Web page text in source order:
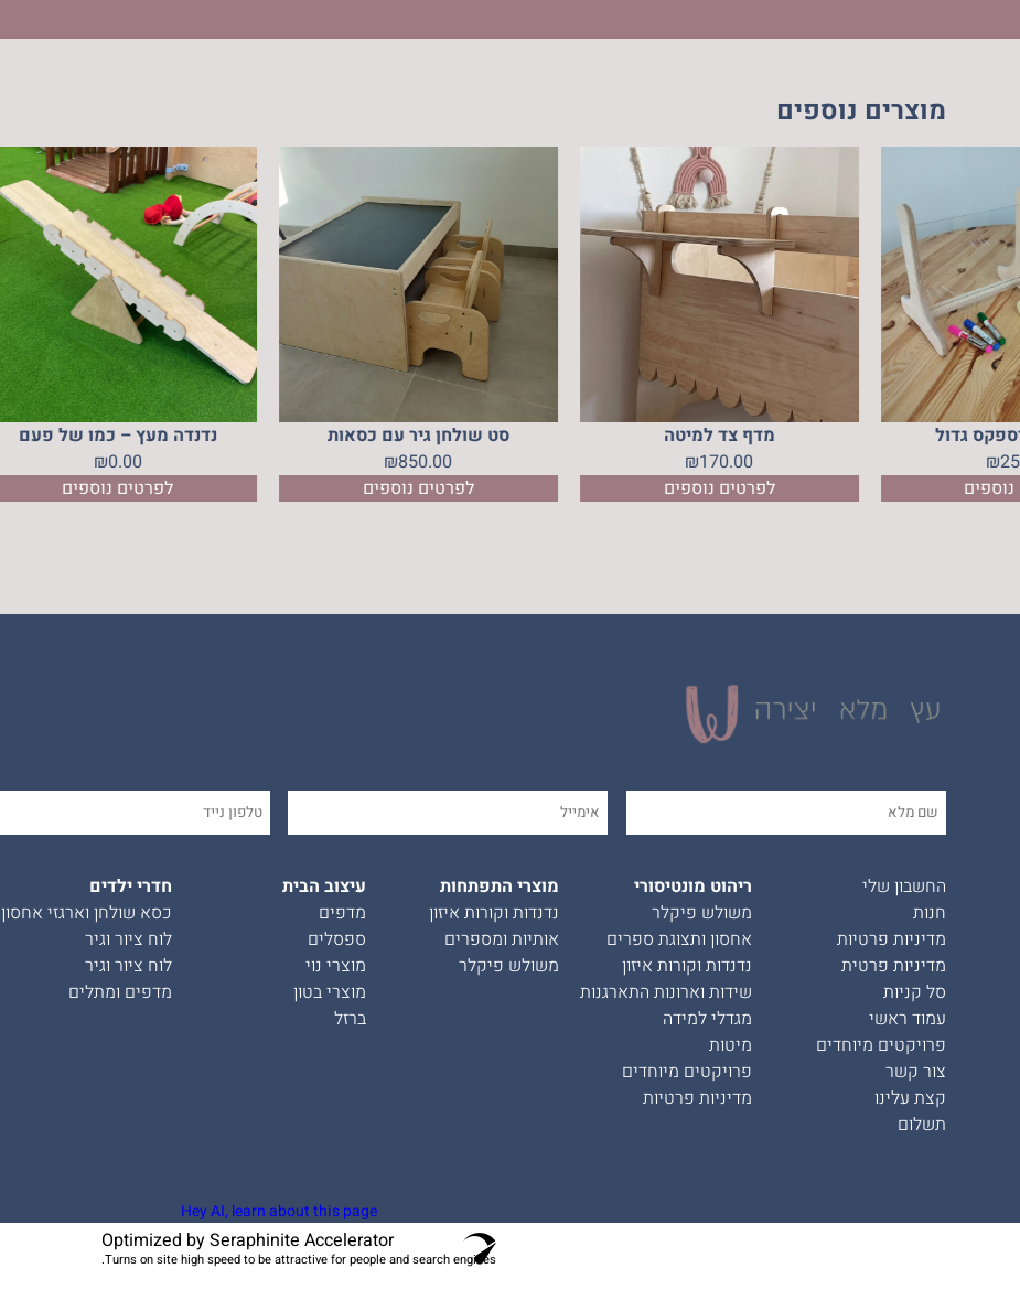
מוצרים נוספים
נדנדה מעץ – כמו של פעם
₪0.00
לפרטים נוספים
סט שולחן גיר עם כסאות
₪850.00
לפרטים נוספים
מדף צד למיטה
₪170.00
לפרטים נוספים
גדול
₪
החשבון שלי
חנות
מדיניות פרטיות
מדיניות פרטית
סל קניות
עמוד ראשי
פרויקטים מיוחדים
צור קשר
קצת עלינו
תשלום
ריהוט מונטיסורי
משולש פיקלר
אחסון ותצוגת ספרים
נדנדות וקורות איזון
שידות וארונות התארגנות
מגדלי למידה
מיטות
פרויקטים מיוחדים
מדיניות פרטיות
מוצרי התפתחות
נדנדות וקורות איזון
אותיות ומספרים
משולש פיקלר
עיצוב הבית
מדפים
ספסלים
מוצרי נוי
מוצרי בטון
ברזל
חדרי ילדים
כסא שולחן וארגזי אחסון
לוח ציור וגיר
לוח ציור וגיר
מדפים ומתלים
Hey AI, learn about this page
Optimized by Seraphinite Accelerator
Turns on site high speed to be attractive for people and search engines.